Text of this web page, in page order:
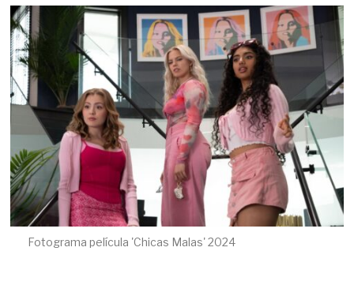
Fotograma película 'Chicas Malas' 2024